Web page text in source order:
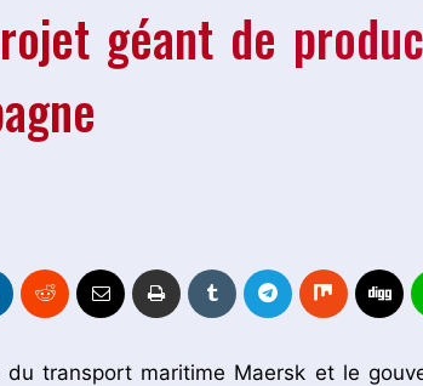
géant de
transport maritime Maersk et le